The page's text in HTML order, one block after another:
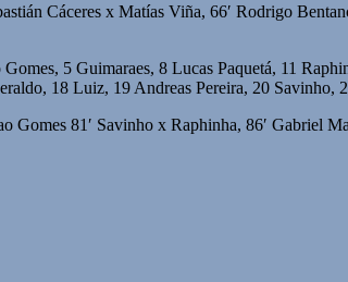
Cáceres x Matías Viña, 66′ Rodrigo
5 Guimaraes, 8 Lucas Paquetá, 11
18 Luiz, 19 Andreas Pereira, 20
Gomes 81′ Savinho x Raphinha, 86′ Gabriel